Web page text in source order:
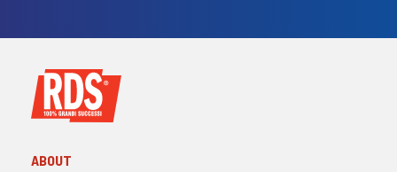
ABOUT